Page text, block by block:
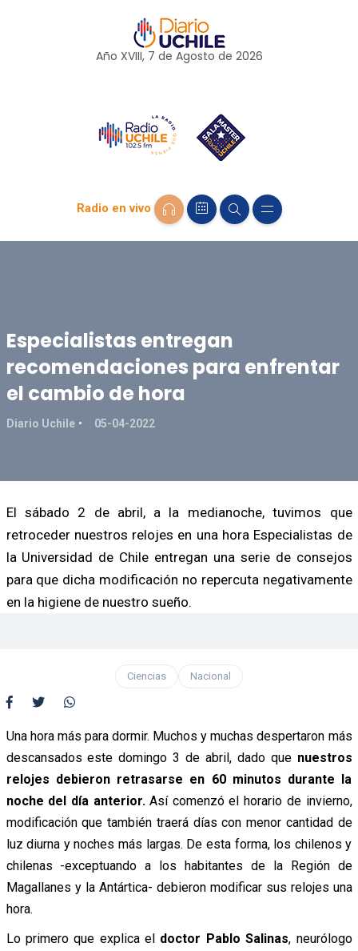
Año XVIII, 7 de Agosto de 2026
Radio en vivo
Especialistas entregan
recomendaciones para enfrentar
el cambio de hora
Diario Uchile 05-04-2022
El sábado 2 de abril, a la medianoche, tuvimos que
retroceder nuestros relojes en una hora Especialistas de
la Universidad de Chile entregan una serie de consejos
para que dicha modificación no repercuta negativamente
en la higiene de nuestro sueño.
Ciencias Nacional
Una hora más para dormir. Muchos y muchas despertaron más
descansados este domingo 3 de abril, dado quenuestros
relojes debieron retrasarse en 60 minutos durante la
noche del día anterior. Así comenzó el horario de invierno,
modificación que también traerá días con menor cantidad de
luz diurna y noches más largas. De esta forma, los chilenos y
chilenas -exceptuando a los habitantes de la Región de
Magallanes y la Antártica- debieron modificar sus relojes una
hora.
Lo primero que explica el doctor Pablo Salinas, neurólogo